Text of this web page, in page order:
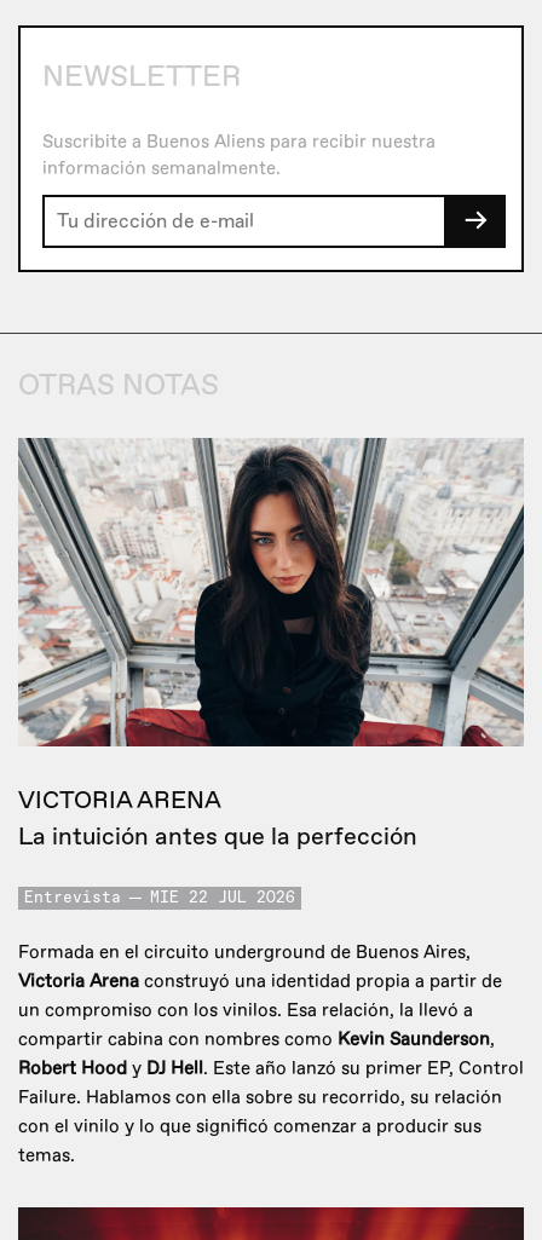
NEWSLETTER
Suscribite a Buenos Aliens para recibir nuestra
información semanalmente.
→
OTRAS NOTAS
VICTORIA ARENA
La intuición antes que la perfección
Entrevista MIE 22 JUL 2026
Formada en el circuito underground de Buenos Aires,
Victoria Arena construyó una identidad propia a partir de
un compromiso con los vinilos. Esa relación, la llevó a
compartir cabina con nombres como Kevin Saunderson,
Robert Hood y DJ Hell. Este año lanzó su primer EP, Control
Failure. Hablamos con ella sobre su recorrido, su relación
con el vinilo y lo que significó comenzar a producir sus
temas.